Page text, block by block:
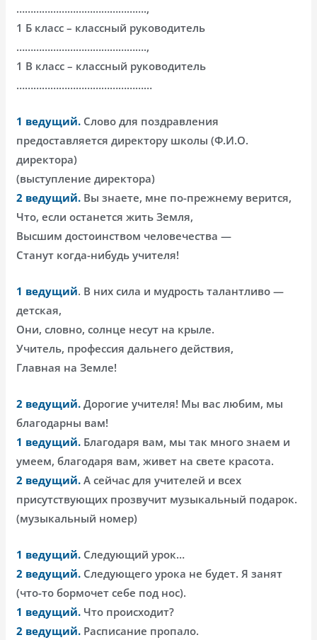
……………………………………….,
1 Б класс – классный руководитель
……………………………………….,
1 В класс – классный руководитель
…………………………………………
1 ведущий. Слово для поздравления
предоставляется директору школы (Ф.И.О.
директора)
(выступление директора)
2 ведущий. Вы знаете, мне по-прежнему верится,
Что, если останется жить Земля,
Высшим достоинством человечества —
Станут когда-нибудь учителя!
1 ведущий. В них сила и мудрость талантливо —
детская,
Они, словно, солнце несут на крыле.
Учитель, профессия дальнего действия,
Главная на Земле!
2 ведущий. Дорогие учителя! Мы вас любим, мы
благодарны вам!
1 ведущий. Благодаря вам, мы так много знаем и
умеем, благодаря вам, живет на свете красота.
2 ведущий. А сейчас для учителей и всех
присутствующих прозвучит музыкальный подарок.
(музыкальный номер)
1 ведущий. Следующий урок…
2 ведущий. Следующего урока не будет. Я занят
(что-то бормочет себе под нос).
1 ведущий. Что происходит?
2 ведущий. Расписание пропало.